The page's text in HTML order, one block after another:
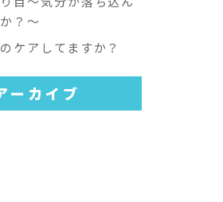
？～
ケアしてますか？
ーカイブ